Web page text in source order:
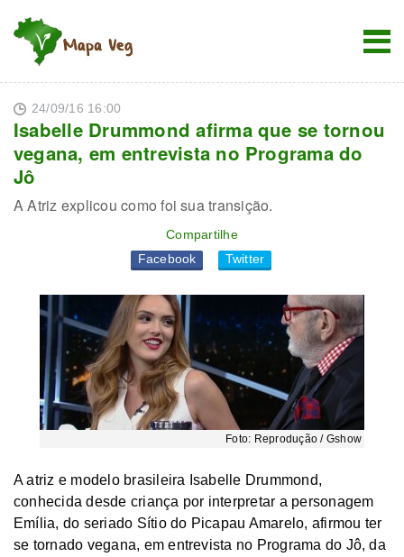
24/09/16 16:00
Isabelle Drummond afirma que se tornou
vegana, em entrevista no Programa do
Jô
A Atriz explicou como foi sua transição.
Compartilhe
Facebook Twitter
Foto: Reprodução / Gshow
A atriz e modelo brasileira Isabelle Drummond,
conhecida desde criança por interpretar a personagem
Emília, do seriado Sítio do Picapau Amarelo, afirmou ter
se tornado vegana, em entrevista no Programa do Jô, da